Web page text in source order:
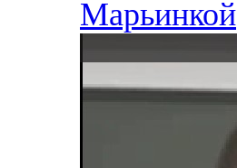
Марьинкой